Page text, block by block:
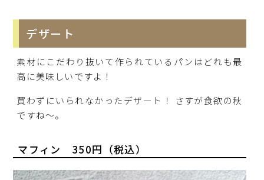
デザート
素材にこだわり抜いて作られているパンはどれも最
高に美味しいですよ！
買わずにいられなかったデザート！ さすが食欲の秋
ですね～。
マフィン 350円（税込）